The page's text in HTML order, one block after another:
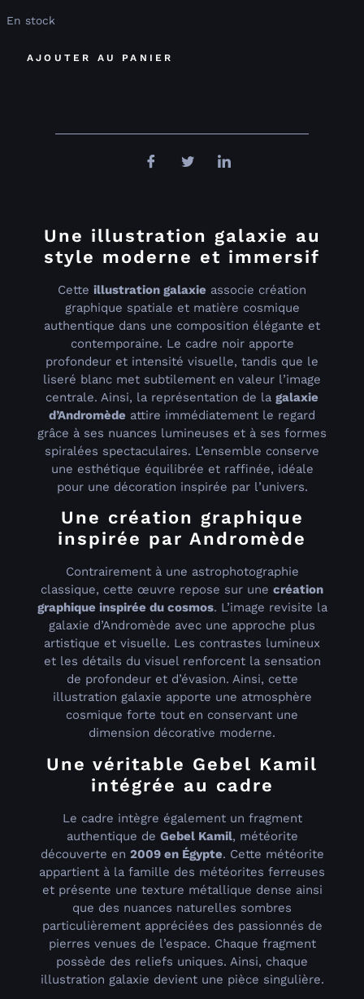
En stock
AJOUTER AU PANIER
Une illustration galaxie au
style moderne et immersif
Cette illustration galaxie associe création
graphique spatiale et matière cosmique
authentique dans une composition élégante et
contemporaine. Le cadre noir apporte
profondeur et intensité visuelle, tandis que le
liseré blanc met subtilement en valeur l’image
centrale. Ainsi, la représentation de la galaxie
d’Andromède attire immédiatement le regard
grâce à ses nuances lumineuses et à ses formes
spiralées spectaculaires. L’ensemble conserve
une esthétique équilibrée et raffinée, idéale
pour une décoration inspirée par l’univers.
Une création graphique
inspirée par Andromède
Contrairement à une astrophotographie
classique, cette œuvre repose sur une création
graphique inspirée du cosmos. L’image revisite la
galaxie d’Andromède avec une approche plus
artistique et visuelle. Les contrastes lumineux
et les détails du visuel renforcent la sensation
de profondeur et d’évasion. Ainsi, cette
illustration galaxie apporte une atmosphère
cosmique forte tout en conservant une
dimension décorative moderne.
Une véritable Gebel Kamil
intégrée au cadre
Le cadre intègre également un fragment
authentique de Gebel Kamil, météorite
découverte en 2009 en Égypte. Cette météorite
appartient à la famille des météorites ferreuses
et présente une texture métallique dense ainsi
que des nuances naturelles sombres
particulièrement appréciées des passionnés de
pierres venues de l’espace. Chaque fragment
possède des reliefs uniques. Ainsi, chaque
illustration galaxie devient une pièce singulière.